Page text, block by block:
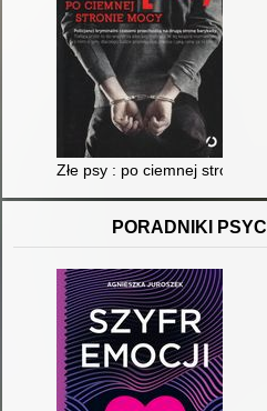
Złe psy : po ciemnej stronie
PORADNIKI